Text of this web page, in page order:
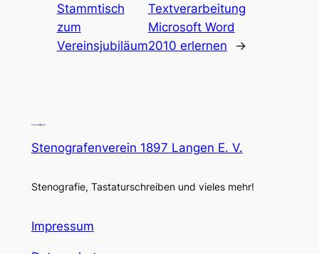
Stammtisch
zum
Vereinsjubiläum
Textverarbeitung
Microsoft Word
2010 erlernen
→
Stenografenverein 1897 Langen E. V.
Stenografie, Tastaturschreiben und vieles mehr!
Impressum